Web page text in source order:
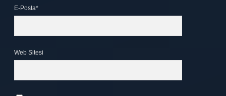
E-Posta*
Web Sitesi